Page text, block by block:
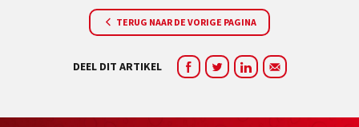
TERUG NAAR DE VORIGE PAGINA
DEEL DIT ARTIKEL